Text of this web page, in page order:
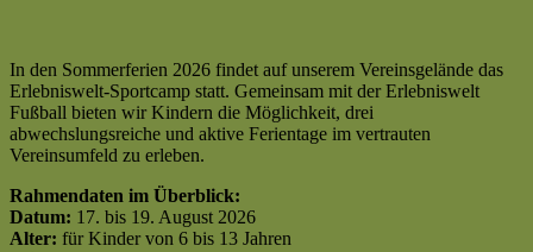
In den Sommerferien 2026 findet auf unserem Vereinsgelände das
Erlebniswelt-Sportcamp statt. Gemeinsam mit der Erlebniswelt
Fußball bieten wir Kindern die Möglichkeit, drei
abwechslungsreiche und aktive Ferientage im vertrauten
Vereinsumfeld zu erleben.
Rahmendaten im Überblick:
Datum: 17. bis 19. August 2026
Alter: für Kinder von 6 bis 13 Jahren